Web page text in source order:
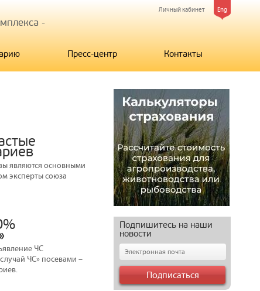
Eng
Личный кабинет
-
Пресс-центр Контакты
являются основными
эксперты союза
ЧС
ЧС» посевами –
Подпишитесь на наши
новости